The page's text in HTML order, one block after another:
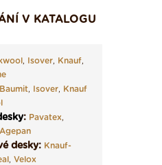
V KATALOGU
, Isover, Knauf,
Baumit, Isover, Knauf
: Pavatex,
Agepan
desky: Knauf-
, Velox